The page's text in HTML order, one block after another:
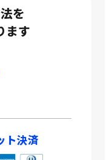
を
ます
ト決済